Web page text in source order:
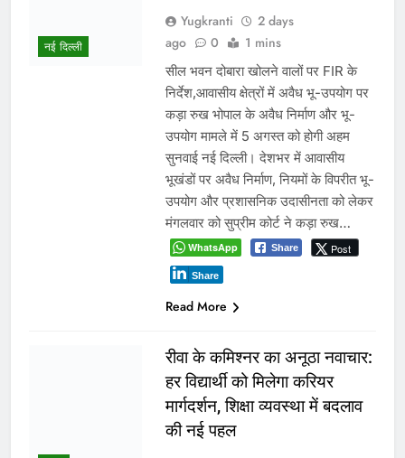
प्रमुख
जमे
Yugkranti
3 days
ago
0 1 mins
16 जून के स्थानांतरण आदेश का अब तक
नहीं हुआ पालन, विभागीय अधिकारियों की
कार्यशैली पर उठे सवाल इंदौर 3 अगस्त
2026। मध्यप्रदेश शासन के वाणिज्यिक कर
(आबकारी) विभाग मंत्रालय द्वारा 16 जून
2026 को जारी व्यापक स्थानांतरण आदेशों के
बावजूद इंदौर में पदस्थ पांच आबकारी
अधिकारी अब तक कार्यमुक्त नहीं किए गए हैं।
लगभग…
Read More
340